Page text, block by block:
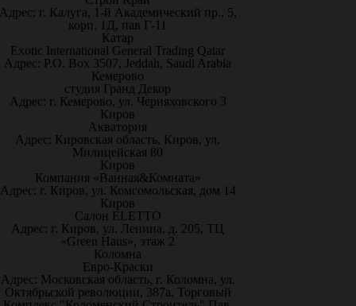
г. Калуга, 1-й Академический пр., 5,
корп. 1Д, пав Г-11
Катар
Exotic International General Trading Qatar
Адрес: P.O. Box 3507, Jeddah, Saudi Arabia
Кемерово
студия Гранд Декор
Адрес: г. Кемерово, ул. Черняховского 3
Киров
Акватория
Адрес: Кировская область, Киров, ул.
Милицейская 80
Киров
Компания «Ванная&Комната»
Адрес: г. Киров, ул. Комсомольская, дом 14
Киров
Салон ELETTO
Адрес: г. Киров, ул. Ленина, д. 205, ТЦ
«Green Haus», этаж 2
Коломна
Евро-Краски
Адрес: Московская область, г. Коломна, ул.
Октябрьской революции, 387а, Торговый